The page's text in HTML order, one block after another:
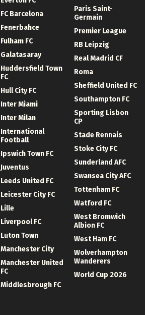
FC Barcelona
Fenerbahce
Fulham FC
Galatasaray
Huddersfield Town
FC
Hull City FC
Inter Miami
Inter Milan
International
Football
Ipswich Town FC
Juventus
Leeds United FC
Leicester City FC
Lille
Liverpool FC
Luton Town
Manchester City
Manchester United
FC
Middlesbrough FC
Paris Saint-
Germain
Premier League
RB Leipzig
Real Madrid CF
Roma
Sheffield United FC
Southampton FC
Sporting Lisbon
CP
Stade Rennais
Stoke City FC
Sunderland AFC
Swansea City AFC
Tottenham FC
Watford FC
West Bromwich
Albion FC
West Ham FC
Wolverhampton
Wanderers
World Cup 2026